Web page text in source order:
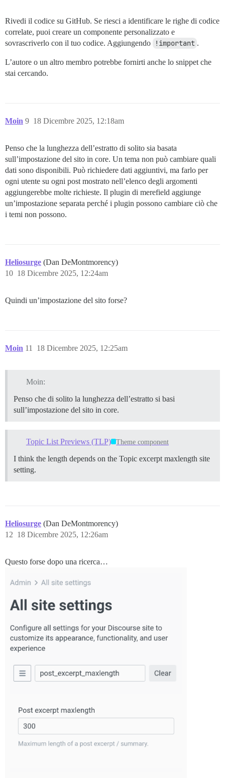
Rivedi il codice su GitHub. Se riesci a identificare le righe di codice
correlate, puoi creare un componente personalizzato e
sovrascriverlo con il tuo codice. Aggiungendo
!important .
L’autore o un altro membro potrebbe fornirti anche lo snippet che
stai cercando.
Moin 18 Dicembre 2025, 12:18am
9
Penso che la lunghezza dell’estratto di solito sia basata
sull’impostazione del sito in core. Un tema non può cambiare quali
dati sono disponibili. Può richiedere dati aggiuntivi, ma farlo per
ogni utente su ogni post mostrato nell’elenco degli argomenti
aggiungerebbe molte richieste. Il plugin di merefield aggiunge
un’impostazione separata perché i plugin possono cambiare ciò che
i temi non possono.
Heliosurge (Dan DeMontmorency)
18 Dicembre 2025, 12:24am
10
Quindi un’impostazione del sito forse?
Moin 18 Dicembre 2025, 12:25am
11
Moin:
Penso che di solito la lunghezza dell’estratto si basi
sull’impostazione del sito in core.
Topic List Previews (TLP) Theme component
I think the length depends on the Topic excerpt maxlength site
setting.
Heliosurge (Dan DeMontmorency)
18 Dicembre 2025, 12:26am
12
Questo forse dopo una ricerca…